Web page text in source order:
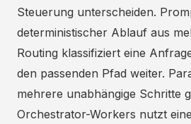
Steuerung unterscheiden.
deterministischer Ablauf aus
Routing klassifiziert eine
den passenden Pfad weiter.
mehrere unabhängige Schritte
Orchestrator-Workers nutzt